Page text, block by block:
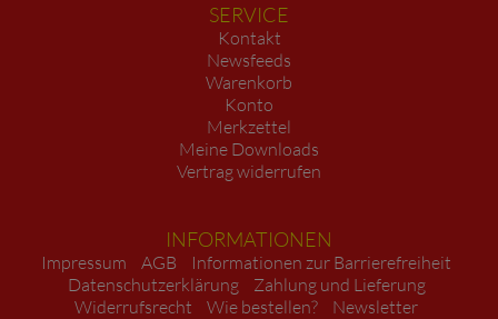
SERVICE
Kontakt
Newsfeeds
Warenkorb
Konto
Merkzettel
Meine Downloads
Vertrag widerrufen
INFORMATIONEN
Impressum AGB
Informationen zur Barrierefreiheit
Datenschutzerklärung
Zahlung und Lieferung
Widerrufsrecht
Wie bestellen? Newsletter